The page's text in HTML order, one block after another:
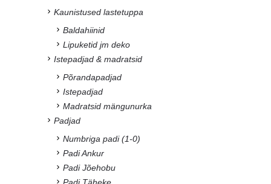
Kaunistused lastetuppa
Baldahiinid
Lipuketid jm deko
Istepadjad & madratsid
Põrandapadjad
Istepadjad
Madratsid mängunurka
Padjad
Numbriga padi (1-0)
Padi Ankur
Padi Jõehobu